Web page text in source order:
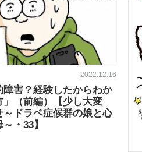
2022.12.16
障害？経験したからわか
」（前編）【少し大変
ドラベ症候群の娘と心
・33】